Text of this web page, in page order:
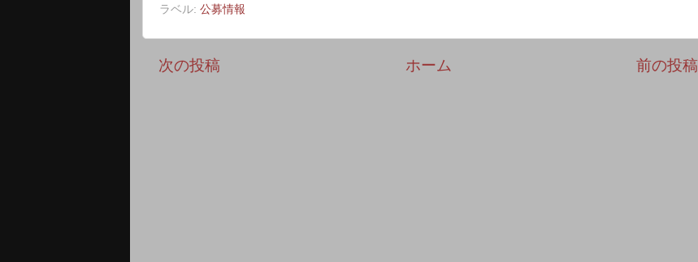
ラベル: 公募情報
次の投稿 前の投稿
ホーム